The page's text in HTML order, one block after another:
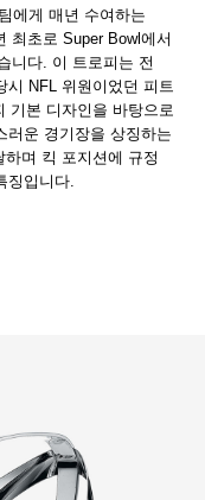
에게 매년 수여하는
최초로 Super Bowl에서
니다. 이 트로피는 전
NFL 위원이었던 피트
기본 디자인을 바탕으로
러운 경기장을 상징하는
며 킥 포지션에 규정
입니다.